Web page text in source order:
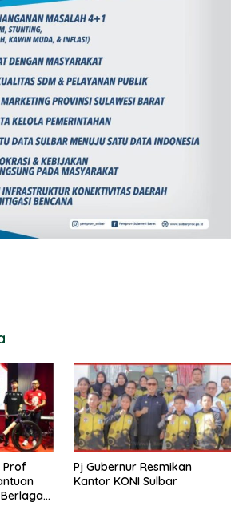
Prof
Pj Gubernur Resmikan
Kantor KONI Sulbar